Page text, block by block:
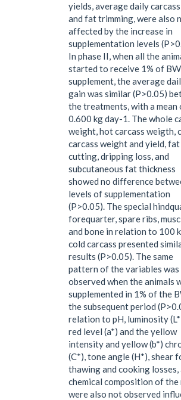
yields, average daily
and fat trimming, were also
affected by the increase in
supplementation levels
In phase II, when all the
started to receive 1% of
supplement, the average
gain was similar (P>0.05)
the treatments, with a mean
0.600 kg day-1. The whole
weight, hot carcass weigth,
carcass weight and yield, fat
cutting, dripping loss, and
subcutaneous fat thickness
showed no difference
levels of supplementation
(P>0.05). The special
forequarter, spare ribs,
and bone in relation to 100
cold carcass presented
results (P>0.05). The same
pattern of the variables was
observed when the animals
supplemented in 1% of the
the subsequent period
relation to pH, luminosity
red level (a*) and the yellow
intensity and yellow (b*)
(C*), tone angle (H*), shear
thawing and cooking losses,
chemical composition of the
were also not observed